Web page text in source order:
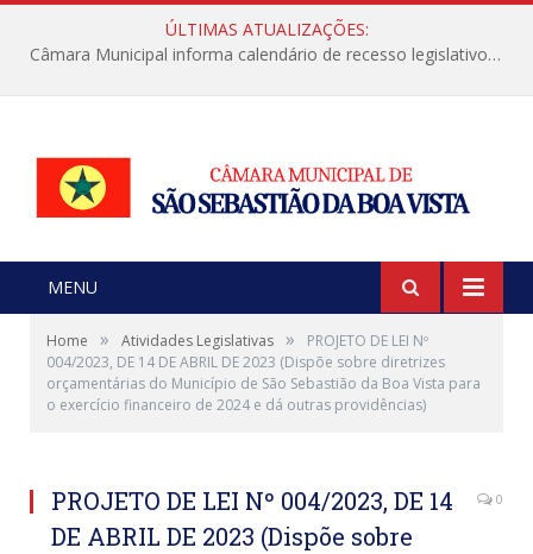
ÚLTIMAS ATUALIZAÇÕES:
Câmara Municipal informa calendário de recesso legislativo de julho
MENU
Home » Atividades Legislativas »
PROJETO DE LEI Nº
004/2023, DE 14 DE ABRIL DE 2023 (Dispõe sobre diretrizes
orçamentárias do Município de São Sebastião da Boa Vista para
o exercício financeiro de 2024 e dá outras providências)
PROJETO DE LEI Nº 004/2023, DE 14
DE ABRIL DE 2023 (Dispõe sobre
0